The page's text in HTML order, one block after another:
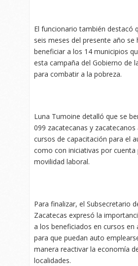
El funcionario también destacó
seis meses del presente año se
beneficiar a los 14 municipios
esta campaña del Gobierno de
para combatir a la pobreza.
Luna Tumoine detalló que se
099 zacatecanas y zacatecanos
cursos de capacitación para el
como con iniciativas por cuenta
movilidad laboral.
Para finalizar, el Subsecretario
Zacatecas expresó la
a los beneficiados en cursos en
para que puedan auto
manera reactivar la economía
localidades.